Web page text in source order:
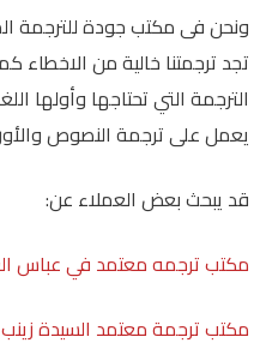
ونحن فى مكتب جودة للترجمة
تجد ترجمتنا خالية من
الترجمة التي تحتاجها وأولها
يعمل على ترجمة النصوص
قد يبحث بعض العملاء عن:
مكتب ترجمه معتمد في عباس
مكتب ترجمة معتمد السيدة زينب